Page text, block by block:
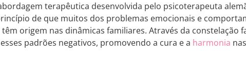
terapêutica desenvolvida pelo psicoterapeuta
de que muitos dos problemas emocionais e
origem nas dinâmicas familiares. Através da constelação
padrões negativos, promovendo a cura e a harmonia